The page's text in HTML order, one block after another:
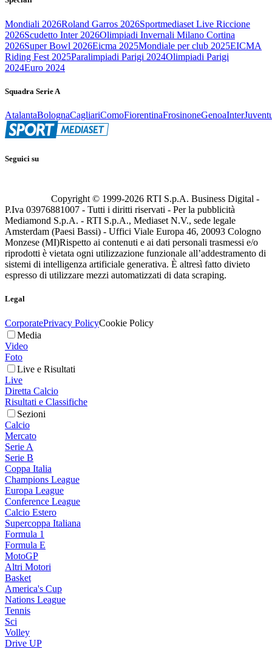
Mondiali 2026Roland Garros 2026Sportmediaset Live Riccione
2026Scudetto Inter 2026Olimpiadi Invernali Milano Cortina
2026Super Bowl 2026Eicma 2025Mondiale per club 2025EICMA
Riding Fest 2025Paralimpiadi Parigi 2024Olimpiadi Parigi
2024Euro 2024
Squadra Serie A
AtalantaBolognaCagliariComoFiorentinaFrosinoneGenoaInter
Seguici su
Copyright © 1999-2026 RTI S.p.A. Business Digital -
P.Iva 03976881007 - Tutti i diritti riservati - Per la pubblicità
Mediamond S.p.A. - RTI S.p.A., Mediaset N.V., sede legale
Amsterdam (Paesi Bassi) - Uffici Viale Europa 46, 20093 Cologno
Monzese (MI)Rispetto ai contenuti e ai dati personali trasmessi e/o
riprodotti è vietata ogni utilizzazione funzionale all’addestramento di
sistemi di intelligenza artificiale generativa. È altresì fatto divieto
espresso di utilizzare mezzi automatizzati di data scraping.
Legal
CorporatePrivacy PolicyCookie Policy
Media
Video
Foto
Live e Risultati
Live
Diretta Calcio
Risultati e Classifiche
Sezioni
Calcio
Mercato
Serie A
Serie B
Coppa Italia
Champions League
Europa League
Conference League
Calcio Estero
Supercoppa Italiana
Formula 1
Formula E
MotoGP
Altri Motori
Basket
America's Cup
Nations League
Tennis
Sci
Volley
Drive UP